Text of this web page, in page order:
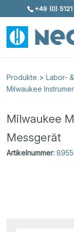
Skip To Content
+49 (0)
Produkte >Labor-
Milwaukee
Milwaukee
Messgerät
Artikelnummer: